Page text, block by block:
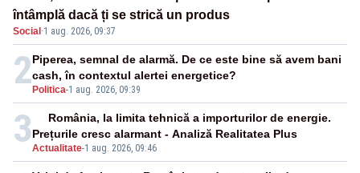
întâmplă dacă ți se strică un produs
Social ·1 aug. 2026, 09:37
2 Politica-1 aug. 2026, 09:39
Piperea, semnal de alarmă. De ce este bine să avem bani
cash, în contextul alertei energetice?
3Actualitate-1 aug. 2026, 09:46
România, la limita tehnică a importurilor de energie.
Prețurile cresc alarmant - Analiză Realitatea Plus